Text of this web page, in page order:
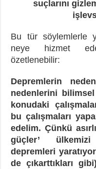
suçlarını
Bu tür söylemlerle
neye hizmet
özetlenebilir:
Depremlerin
nedenlerini bilimsel
konudaki
bu çalışmaları
edelim. Çünkü
güçler’
depremleri
de çıkarttıkları